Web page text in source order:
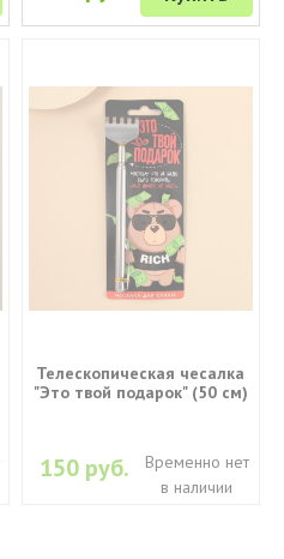
Телескопическая чесалка
"Это твой подарок" (50 см)
150 руб.
Временно нет
в наличии